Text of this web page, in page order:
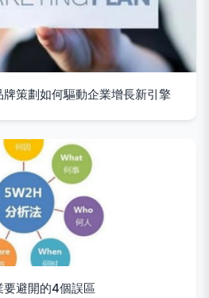
策劃如何驅動企業增長新引擎
避開的4個誤區